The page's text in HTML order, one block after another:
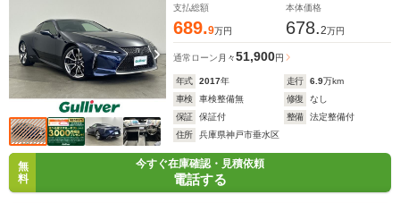
支払総額
689.9万円
本体価格
678.2万円
通常ローン 月々51,900円
年式 2017年 走行 6.9万km
車検
車検整備無 修復
なし
保証
保証付 整備
法定整備付
住所
兵庫県神戸市垂水区
無
料
今すぐ在庫確認・見積依頼
電話する